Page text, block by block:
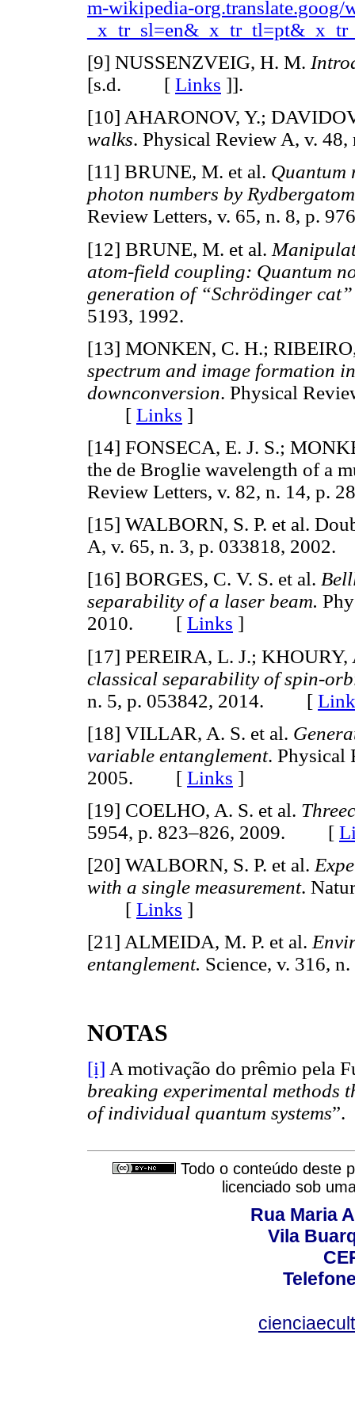
m-wikipedia-
[9] NUSSENZVEIG, H. M.
[s.d. [ Links ]].
[10] AHARONOV, Y.;
walks. Physical Review A, v.
[11] BRUNE, M. et al. Quantum
photon numbers by
Review Letters, v. 65, n. 8,
[12] BRUNE, M. et al.
atom-field coupling: Quantum
generation of “Schrödinger cat”
5193, 1992.
[13] MONKEN, C. H.;
spectrum and image formation
downconversion. Physical
[ Links ]
[14] FONSECA, E. J. S.;
the de Broglie wavelength of a
Review Letters, v. 82, n. 14,
[15] WALBORN, S. P. et al.
A, v. 65, n. 3, p. 033818,
[16] BORGES, C. V. S. et al.
separability of a laser beam.
2010. [ Links ]
[17] PEREIRA, L. J.;
classical separability of spin-
n. 5, p. 053842, 2014. [
[18] VILLAR, A. S. et al.
variable entanglement. Physical
2005. [ Links ]
[19] COELHO, A. S. et al.
5954, p. 823–826, 2009. [
[20] WALBORN, S. P. et al.
with a single measurement.
[ Links ]
[21] ALMEIDA, M. P. et al.
entanglement. Science, v.
NOTAS
[i] A motivação do prêmio pela
breaking experimental methods
of individual quantum systems”.
Todo o conteúdo deste
licenciado sob
Rua Maria
Vila